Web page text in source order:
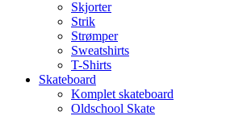
Skjorter
Strik
Strømper
Sweatshirts
T-Shirts
Skateboard
Komplet skateboard
Oldschool Skate